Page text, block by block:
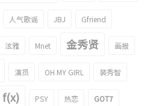
人气歌谣 JBJ Gfriend
泫雅 Mnet 金秀贤 画报
演员 OH MY GIRL 裴秀智
f(x) PSY 热恋 GOT7